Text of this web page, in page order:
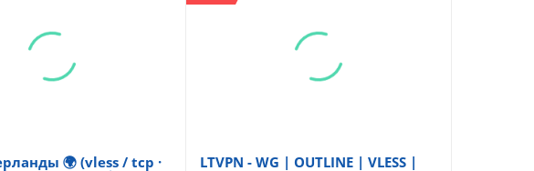
🌍 (vless / tcp · LTVPN - WG | OUTLINE | VLESS |